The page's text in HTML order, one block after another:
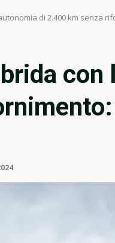
di 2.400 km senza
con